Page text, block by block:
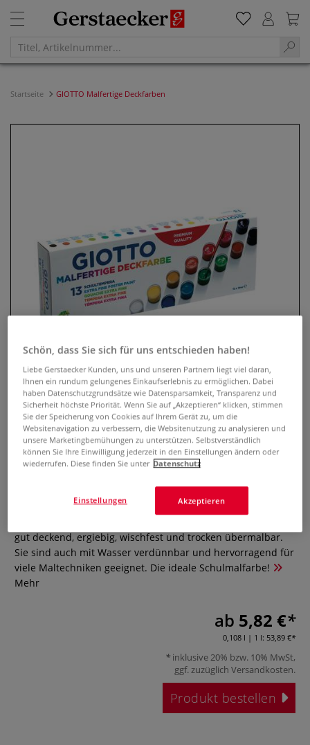
Startseite GIOTTO Malfertige Deckfarben
GIOTTO Malfertige Deckfarben
0 Bewertungen
gut deckend, ergiebig, wischfest und trocken übermalbar.
Sie sind auch mit Wasser verdünnbar und hervorragend für
viele Maltechniken geeignet. Die ideale Schulmalfarbe!
Mehr
ab 5,82 €
0,108 l | 1 l: 53,89 €
inklusive 20% bzw. 10% MwSt,
ggf. zuzüglich Versandkosten.
Produkt bestellen
Schön, dass Sie sich für uns entschieden haben!
Liebe Gerstaecker Kunden, uns und unseren Partnern liegt viel daran,
Ihnen ein rundum gelungenes Einkaufserlebnis zu ermöglichen. Dabei
haben Datenschutzgrundsätze wie Datensparsamkeit, Transparenz und
Sicherheit höchste Priorität. Wenn Sie auf „Akzeptieren“ klicken, stimmen
Sie der Speicherung von Cookies auf Ihrem Gerät zu, um die
Websitenavigation zu verbessern, die Websitenutzung zu analysieren und
unsere Marketingbemühungen zu unterstützen. Selbstverständlich
können Sie Ihre Einwilligung jederzeit in den Einstellungen ändern oder
wiederrufen. Diese finden Sie unter Datenschutz
Akzeptieren
Einstellungen